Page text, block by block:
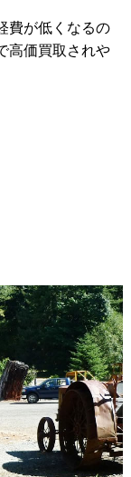
費が低くなるの
高価買取されや